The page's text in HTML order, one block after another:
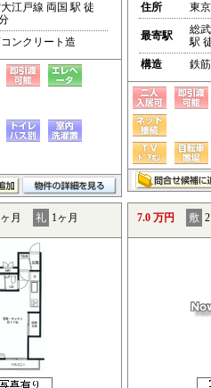
江戸線 両国 駅 徒
ンクリート造
住所
東
最寄駅
総
駅
構造
鉄
月 礼 1ヶ月 7.0 万円 敷